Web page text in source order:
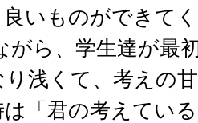
いものができて
がら、学生達が最
浅くて、考えの
「君の考えてい